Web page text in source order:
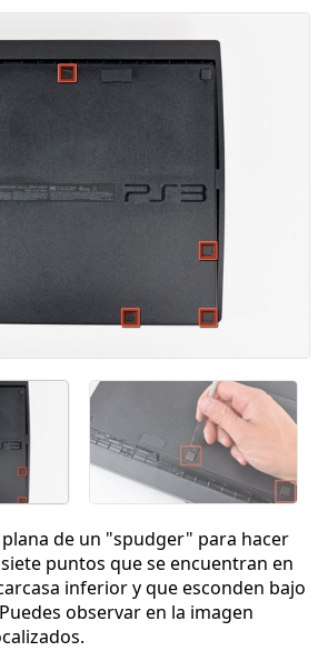
Publicar comentario
de un "spudger" para hacer
puntos que se encuentran en
inferior y que esconden bajo
observar en la imagen